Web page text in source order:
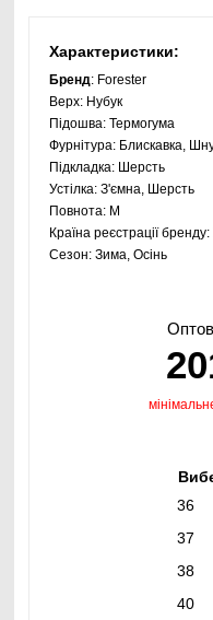
Характеристики:
Бренд: Forester
Верх: Нубук
Підошва:Термогума
Фурнітура: Блискавка,
Підкладка: Шерсть
Устілка:З'ємна, Шерсть
Повнота: M
Країна реєстрації бренду:
Сезон:Зима, Осінь
36
37
38
40